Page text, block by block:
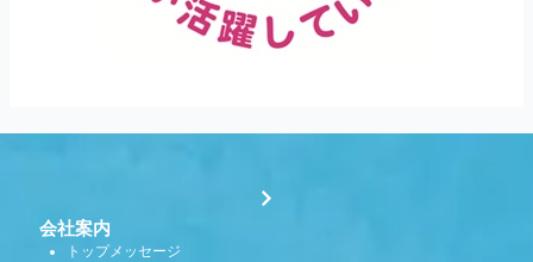
会社案内
トップメッセージ